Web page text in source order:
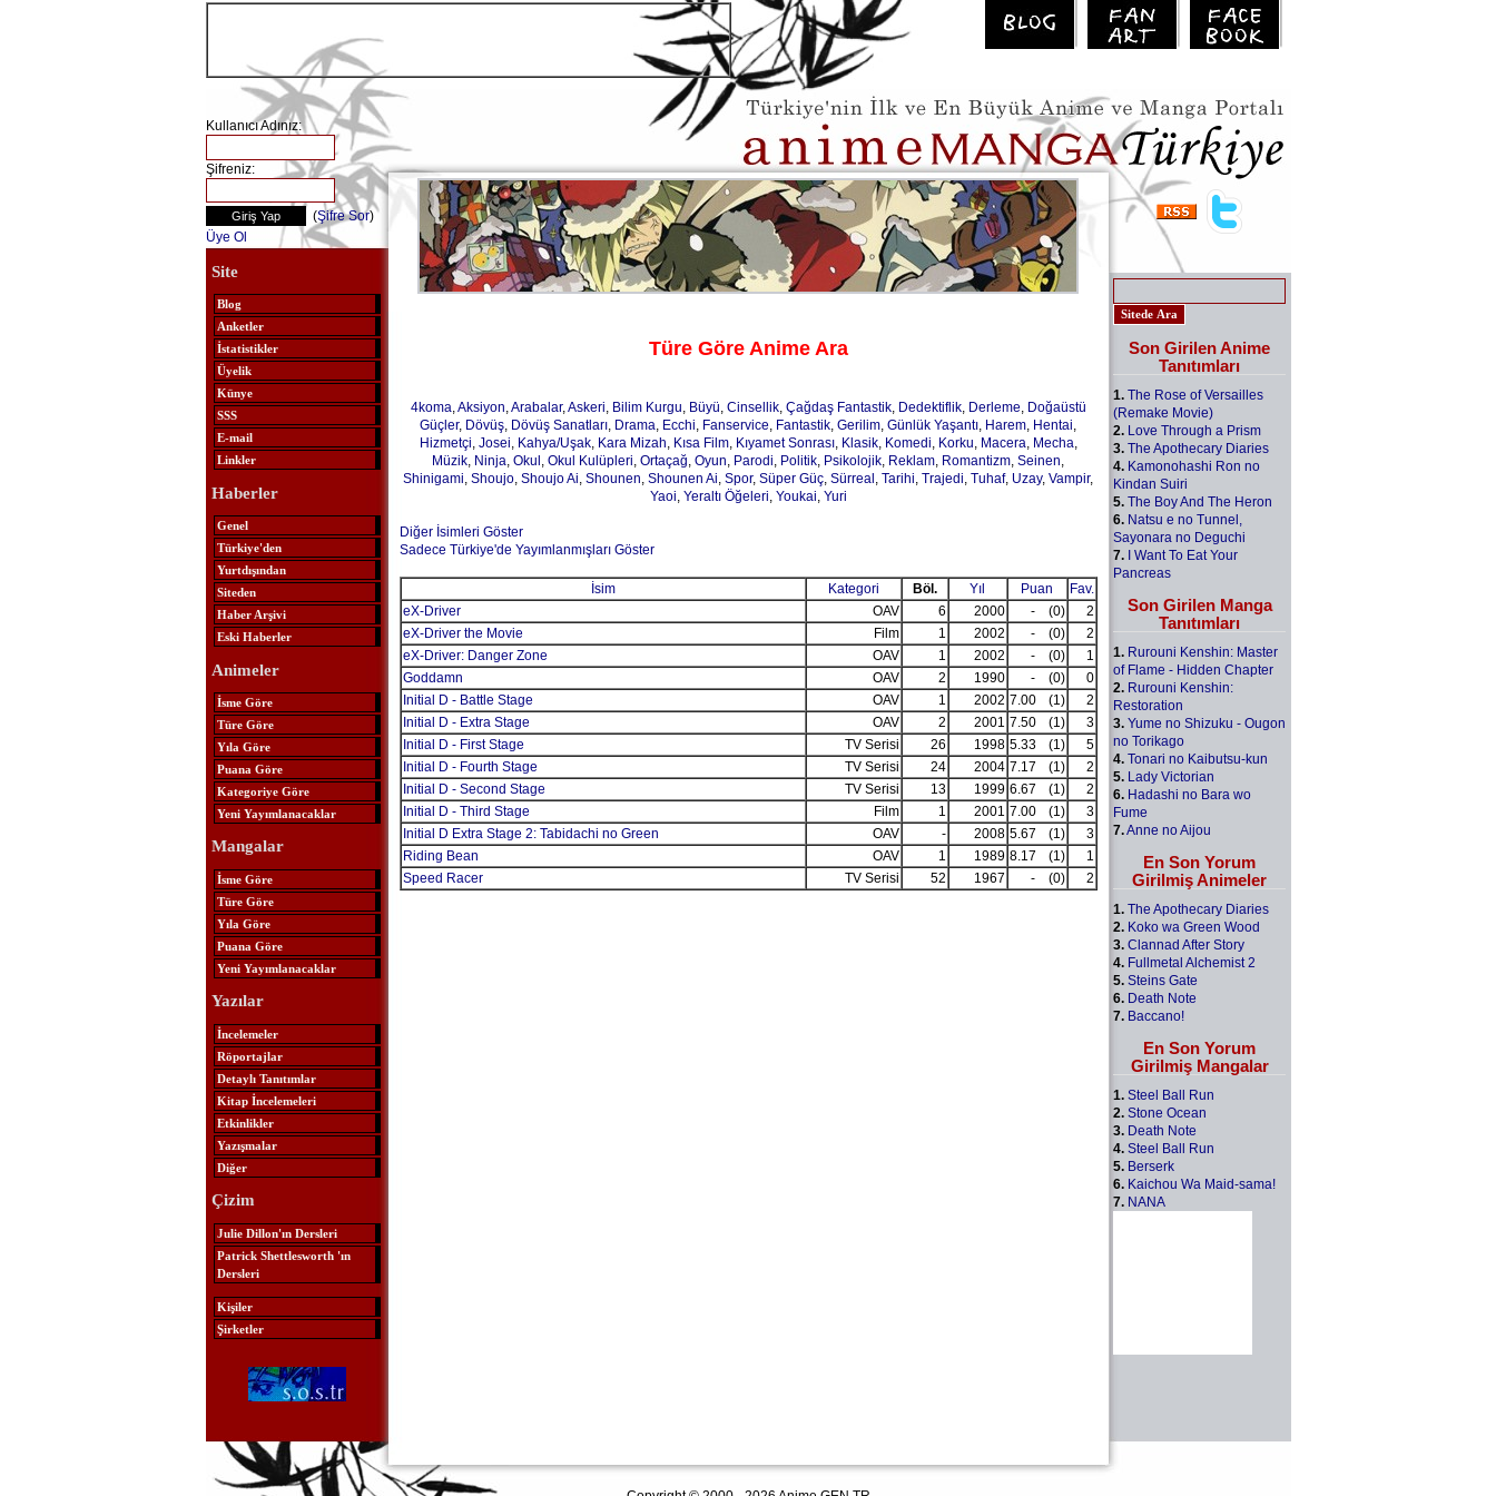
Kullanıcı Adınız:
Şifreniz:
(Şifre Sor)
Üye Ol
Site
Blog
Anketler
İstatistikler
Üyelik
Künye
SSS
E-mail
Linkler
Haberler
Genel
Türkiye'den
Yurtdışından
Siteden
Haber Arşivi
Eski Haberler
Animeler
İsme Göre
Türe Göre
Yıla Göre
Puana Göre
Kategoriye Göre
Yeni Yayımlanacaklar
Mangalar
İsme Göre
Türe Göre
Yıla Göre
Puana Göre
Yeni Yayımlanacaklar
Yazılar
İncelemeler
Röportajlar
Detaylı Tanıtımlar
Kitap İncelemeleri
Etkinlikler
Yazışmalar
Diğer
Çizim
Julie Dillon'ın Dersleri
Patrick Shettlesworth 'ın
Dersleri
Kişiler
Şirketler
Türe Göre Anime Ara
4koma,Aksiyon,Arabalar,Askeri, Bilim Kurgu, Büyü, Cinsellik, Çağdaş Fantastik, Dedektiflik, Derleme, Doğaüstü
Güçler, Dövüş, Dövüş Sanatları, Drama, Ecchi, Fanservice, Fantastik, Gerilim, Günlük Yaşantı, Harem, Hentai,
Hizmetçi, Josei, Kahya/Uşak, Kara Mizah, Kısa Film, Kıyamet Sonrası, Klasik, Komedi, Korku, Macera, Mecha,
Müzik, Ninja, Okul , Okul Kulüpleri, Ortaçağ, Oyun, Parodi, Politik, Psikolojik, Reklam, Romantizm, Seinen,
Shinigami, Shoujo, Shoujo Ai, Shounen, Shounen Ai, Spor, Süper Güç, Sürreal , Tarihi, Trajedi, Tuhaf, Uzay, Vampir,
Yaoi, Yeraltı Öğeleri, Youkai, Yuri
Diğer İsimleri Göster
Sadece Türkiye'de Yayımlanmışları Göster
İsim Kategori Böl. Yıl Puan
Fav.
eX-Driver
OAV 6 2000 - (0)
2
eX-Driver the Movie
Film 1 2002 - (0)
2
eX-Driver: Danger Zone
OAV 1 2002 - (0)
1
Goddamn
OAV 2 1990 - (0)
0
Initial D - Battle Stage
OAV 1 2002 7.00 (1)
2
Initial D - Extra Stage
OAV 2 2001 7.50 (1)
3
Initial D - First Stage
TV Serisi 26 1998 5.33 (1)
5
Initial D - Fourth Stage
TV Serisi 24 2004 7.17 (1)
2
Initial D - Second Stage
TV Serisi 13 1999 6.67 (1)
2
Initial D - Third Stage
Film 1 2001 7.00 (1)
3
Initial D Extra Stage 2: Tabidachi no Green
OAV - 2008 5.67 (1)
3
Riding Bean
OAV 1 1989 8.17 (1)
1
Speed Racer
TV Serisi 52 1967 - (0) 2
Son Girilen Anime
Tanıtımları
1. The Rose of Versailles
(Remake Movie)
2. Love Through a Prism
3. The Apothecary Diaries
4. Kamonohashi Ron no
Kindan Suiri
5. The Boy And The Heron
6. Natsu e no Tunnel,
Sayonara no Deguchi
7. I Want To Eat Your
Pancreas
Son Girilen Manga
Tanıtımları
1. Rurouni Kenshin: Master
of Flame - Hidden Chapter
2. Rurouni Kenshin:
Restoration
3. Yume no Shizuku - Ougon
no Torikago
4. Tonari no Kaibutsu-kun
5. Lady Victorian
6. Hadashi no Bara wo
Fume
7.Anne no Aijou
En Son Yorum
Girilmiş Animeler
1. The Apothecary Diaries
2. Koko wa Green Wood
3. Clannad After Story
4. Fullmetal Alchemist 2
5. Steins Gate
6. Death Note
7. Baccano!
En Son Yorum
Girilmiş Mangalar
1. Steel Ball Run
2. Stone Ocean
3. Death Note
4. Steel Ball Run
5. Berserk
6. Kaichou Wa Maid-sama!
7. NANA